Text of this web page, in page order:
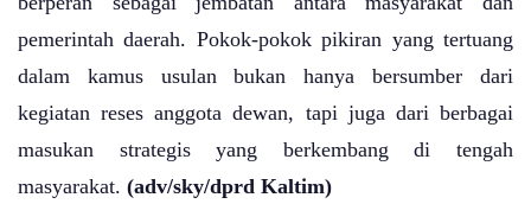
pemerintah daerah. Pokok-pokok pikiran yang tertuang
dalam kamus usulan bukan hanya bersumber dari
kegiatan reses anggota dewan, tapi juga dari berbagai
masukan strategis yang berkembang di tengah
masyarakat. (adv/sky/dprd Kaltim)